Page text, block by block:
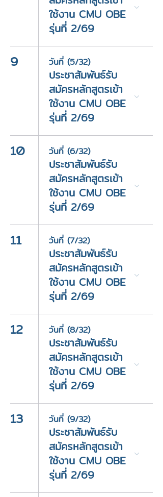
ใช้งาน CMU OBE
รุ่นที่ 2/69
9 วันที่ (5/32)
ประชาสัมพันธ์รับ
สมัครหลักสูตรเข้า
ใช้งาน CMU OBE
รุ่นที่ 2/69
10 วันที่ (6/32)
ประชาสัมพันธ์รับ
สมัครหลักสูตรเข้า
ใช้งาน CMU OBE
รุ่นที่ 2/69
11 วันที่ (7/32)
ประชาสัมพันธ์รับ
สมัครหลักสูตรเข้า
ใช้งาน CMU OBE
รุ่นที่ 2/69
12 วันที่ (8/32)
ประชาสัมพันธ์รับ
สมัครหลักสูตรเข้า
ใช้งาน CMU OBE
รุ่นที่ 2/69
13 วันที่ (9/32)
ประชาสัมพันธ์รับ
สมัครหลักสูตรเข้า
ใช้งาน CMU OBE
รุ่นที่ 2/69